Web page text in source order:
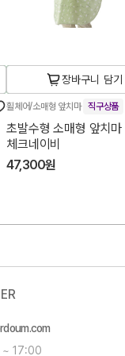
장바구니 담기
휠체어/소매형 앞치마 직구상품
초발수형 소매형 앞치
체크네이비
47,300원
~ 17:00